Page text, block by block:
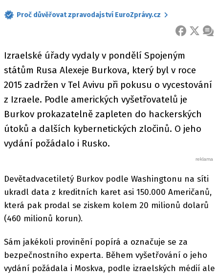
Proč důvěřovat zpravodajství EuroZprávy.cz
FACEBOOK
X
Izraelské úřady vydaly v pondělí Spojeným
státům Rusa Alexeje Burkova, který byl v roce
2015 zadržen v Tel Avivu při pokusu o vycestování
z Izraele. Podle amerických vyšetřovatelů je
Burkov prokazatelně zapleten do hackerských
útoků a dalších kybernetických zločinů. O jeho
vydání požádalo i Rusko.
Devětadvacetiletý Burkov podle Washingtonu na síti
ukradl data z kreditních karet asi 150.000 Američanů,
která pak prodal se ziskem kolem 20 milionů dolarů
(460 milionů korun).
Sám jakékoli provinění popírá a označuje se za
bezpečnostního experta. Během vyšetřování o jeho
vydání požádala i Moskva, podle izraelských médií ale